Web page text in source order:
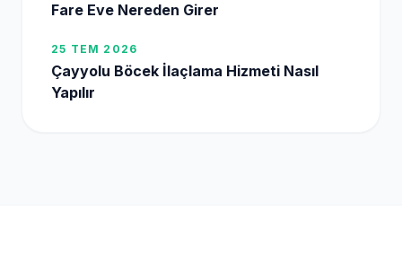
Fare Eve Nereden Girer
25 TEM 2026
Çayyolu Böcek İlaçlama Hizmeti Nasıl
Yapılır